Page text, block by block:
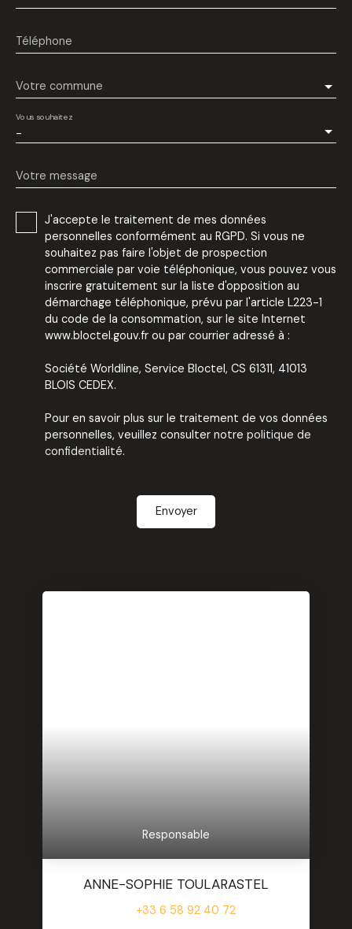
Téléphone
Votre commune
-
Vous souhaitez
Votre message
J'accepte le traitement de mes données
personnelles conformément au RGPD. Si vous ne
souhaitez pas faire l'objet de prospection
commerciale par voie téléphonique, vous pouvez vous
inscrire gratuitement sur la liste d'opposition au
démarchage téléphonique, prévu par l'article L223-1
du code de la consommation, sur le site Internet
www.bloctel.gouv.fr ou par courrier adressé à :
Société Worldline, Service Bloctel, CS 61311, 41013
BLOIS CEDEX.
Pour en savoir plus sur le traitement de vos données
personnelles, veuillez consulter notre politique de
confidentialité.
Envoyer
Responsable
ANNE-SOPHIE TOULARASTEL
+33 6 58 92 40 72